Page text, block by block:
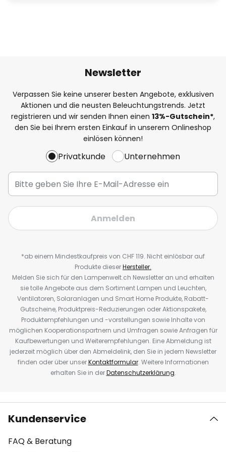
Newsletter
Verpassen Sie keine unserer besten Angebote, exklusiven
Aktionen und die neusten Beleuchtungstrends. Jetzt
registrieren und wir senden Ihnen einen 13%-Gutschein*,
den Sie bei Ihrem ersten Einkauf in unserem Onlineshop
einlösen können!
Privatkunde Unternehmen
Anmelden
*ab einem Mindestkaufpreis von CHF 119. Nicht einlösbar auf
Produkte dieserHersteller.
Melden Sie sich für den Lampenwelt.ch Newsletter an und erhalten
sie tolle Angebote aus dem Sortiment Lampen und Leuchten,
Ventilatoren, Solaranlagen und Smart Home Produkte, Rabatt-
Gutscheine, Produktpreis-Reduzierungen oder Aktionspakete,
Produktempfehlungen und -vorstellungen sowie Inhalte von
möglichen Kooperationspartnern und Umfragen sowie Anfragen für
Kaufbewertungen und Weiterempfehlungen. Eine Abmeldung ist
jederzeit möglich über den Abmeldelink, den Sie in jedem Newsletter
finden oder über unserKontaktformular. Weitere Informationen
erhalten Sie in derDatenschutzerklärung.
Kundenservice
FAQ & Beratung